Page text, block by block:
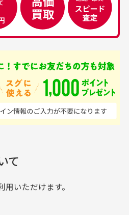
安心して中古ウェア
を買えるお店です
品ですが綺麗に梱包され
ており商品を大切にして
いる感が伝わってきまし
た 「フロント部分に汚
れあり」と記載ありまし
[…]
ます。
なります。
確認及び発送業務は致しておりま
客様ご負担となります。入金確認後
以内をお振込み期限とさせ
ませ。
店
た商品が異なっている場合
ない汚れやダメージがある商品
て
いただけます。